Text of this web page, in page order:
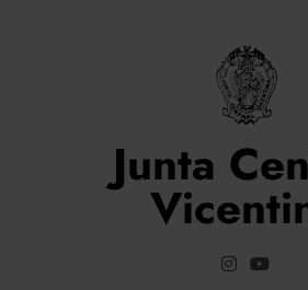
Junta
Web Oficial De La Junta Central